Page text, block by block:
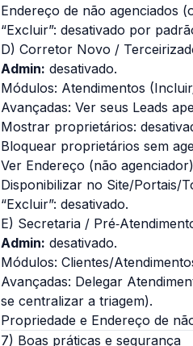
Endereço de não agenciados
“Excluir”: desativado por
D) Corretor Novo /
Admin: desativado.
Módulos: Atendimentos
Avançadas: Ver seus Leads
Mostrar proprietários:
Bloquear proprietários sem
Ver Endereço (não
Disponibilizar no Site/Portais/
“Excluir”: desativado.
E) Secretaria /
Admin: desativado.
Módulos: Clientes/
Avançadas: Delegar
se centralizar a triagem).
Propriedade e Endereço de
7) Boas práticas e segurança